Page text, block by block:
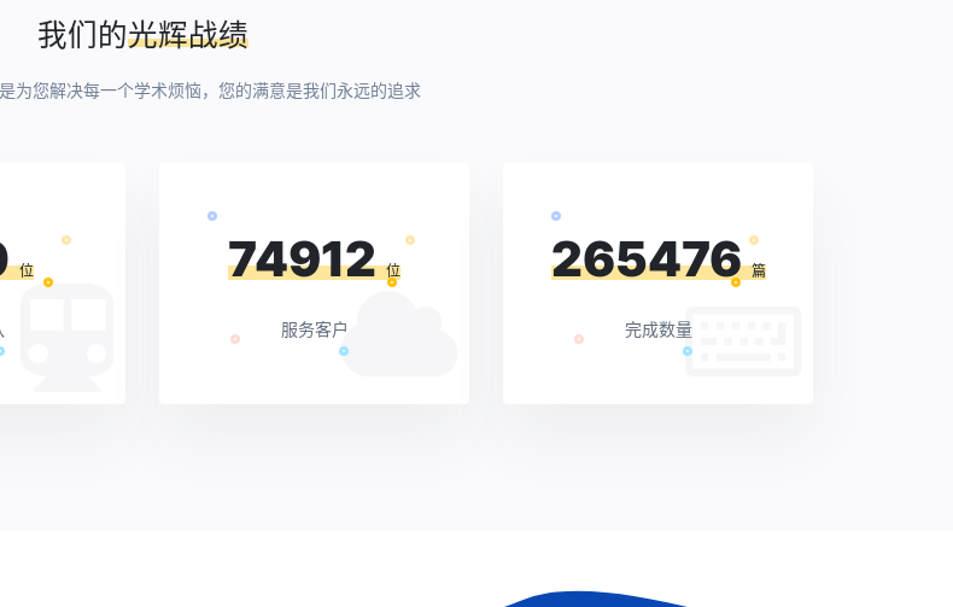
我们的光辉战绩
为您解决每一个学术烦恼，您的满意是我们永远的追求
位 74912 位
服务客户
265476 篇
完成数量